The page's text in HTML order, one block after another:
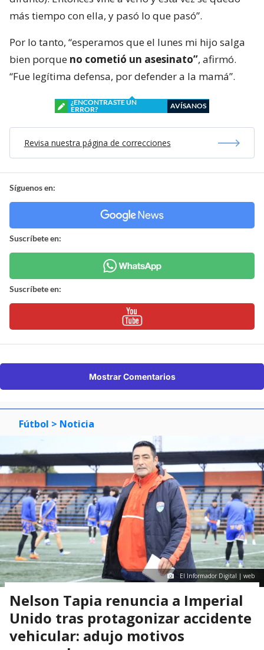
más tiempo con ella, y pasó lo que pasó”.
Por lo tanto, “esperamos que el lunes mi hijo salga
bien porque no cometió un asesinato”, afirmó.
“Fue legítima defensa, por defender a la mamá”.
¿ENCONTRASTE UN
ERROR?
AVÍSANOS
Revisa nuestra página de correcciones
Síguenos en:
Suscríbete en:
Suscríbete en:
Mostrar Comentarios
Fútbol > Noticia
El Informador Digital | web
Nelson Tapia renuncia a Imperial
Unido tras protagonizar accidente
vehicular: adujo motivos